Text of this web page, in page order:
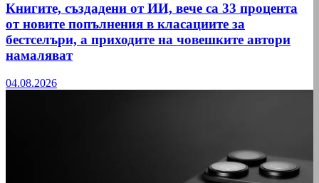
Книгите, създадени от ИИ, вече са 33 процента
от новите попълнения в класациите за
бестселъри, а приходите на човешките автори
намаляват
04.08.2026